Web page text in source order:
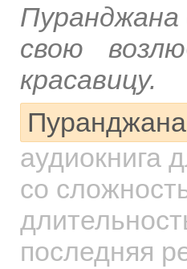
свою
красавицу.
Пуранджана
аудиокнига
со
последняя